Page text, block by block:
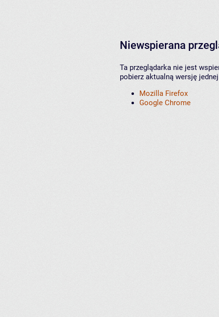
Niewspierana
Ta przeglądarka nie jest
pobierz aktualną wersję
Mozilla Firefox
Google Chrome